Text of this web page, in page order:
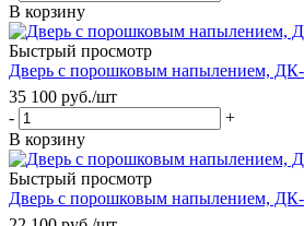
В корзину
Быстрый просмотр
Дверь с порошковым напылением,
35 100 руб./шт
-
+
В корзину
Быстрый просмотр
Дверь с порошковым напылением,